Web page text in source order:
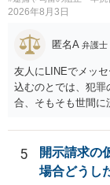
2026年8月3日
匿名A 弁護士
友人にLINEでメッ
込むのとでは、犯罪
合、そもそも世間に
5
開示請求の
場合どうし